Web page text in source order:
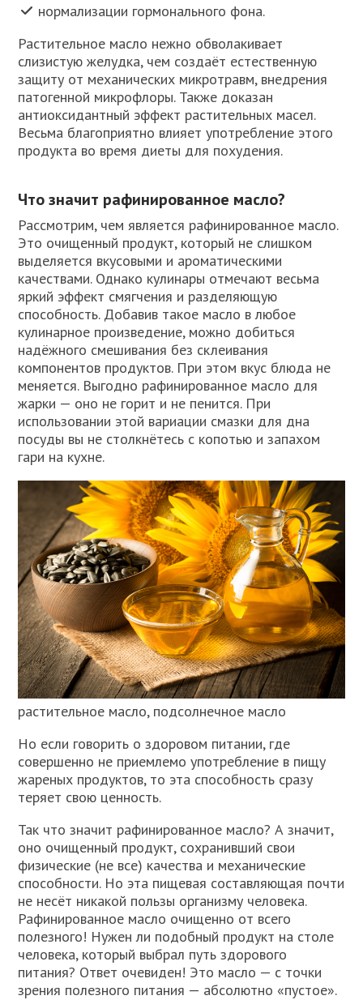
нормализации гормонального фона.
Растительное масло нежно обволакивает
слизистую желудка, чем создаёт естественную
защиту от механических микротравм, внедрения
патогенной микрофлоры. Также доказан
антиоксидантный эффект растительных масел.
Весьма благоприятно влияет употребление этого
продукта во время диеты для похудения.
Что значит рафинированное масло?
Рассмотрим, чем является рафинированное масло.
Это очищенный продукт, который не слишком
выделяется вкусовыми и ароматическими
качествами. Однако кулинары отмечают весьма
яркий эффект смягчения и разделяющую
способность. Добавив такое масло в любое
кулинарное произведение, можно добиться
надёжного смешивания без склеивания
компонентов продуктов. При этом вкус блюда не
меняется. Выгодно рафинированное масло для
жарки — оно не горит и не пенится. При
использовании этой вариации смазки для дна
посуды вы не столкнётесь с копотью и запахом
гари на кухне.
растительное масло, подсолнечное масло
Но если говорить о здоровом питании, где
совершенно не приемлемо употребление в пищу
жареных продуктов, то эта способность сразу
теряет свою ценность.
Так что значит рафинированное масло? А значит,
оно очищенный продукт, сохранивший свои
физические (не все) качества и механические
способности. Но эта пищевая составляющая почти
не несёт никакой пользы организму человека.
Рафинированное масло очищенно от всего
полезного! Нужен ли подобный продукт на столе
человека, который выбрал путь здорового
питания? Ответ очевиден! Это масло — с точки
зрения полезного питания — абсолютно «пустое».